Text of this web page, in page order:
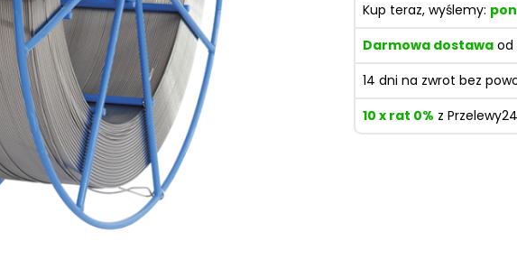
Kup teraz, wyślemy:
Darmowa dostawa od
14 dni na zwrot bez
10 x rat 0% z Przelewy24